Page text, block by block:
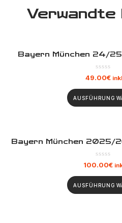
Bayern München 24/
49.00€
AUSFÜHRUNG
Bayern München 2025/
100.00€
AUSFÜHRUNG